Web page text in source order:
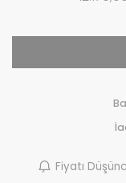
Fiyatı